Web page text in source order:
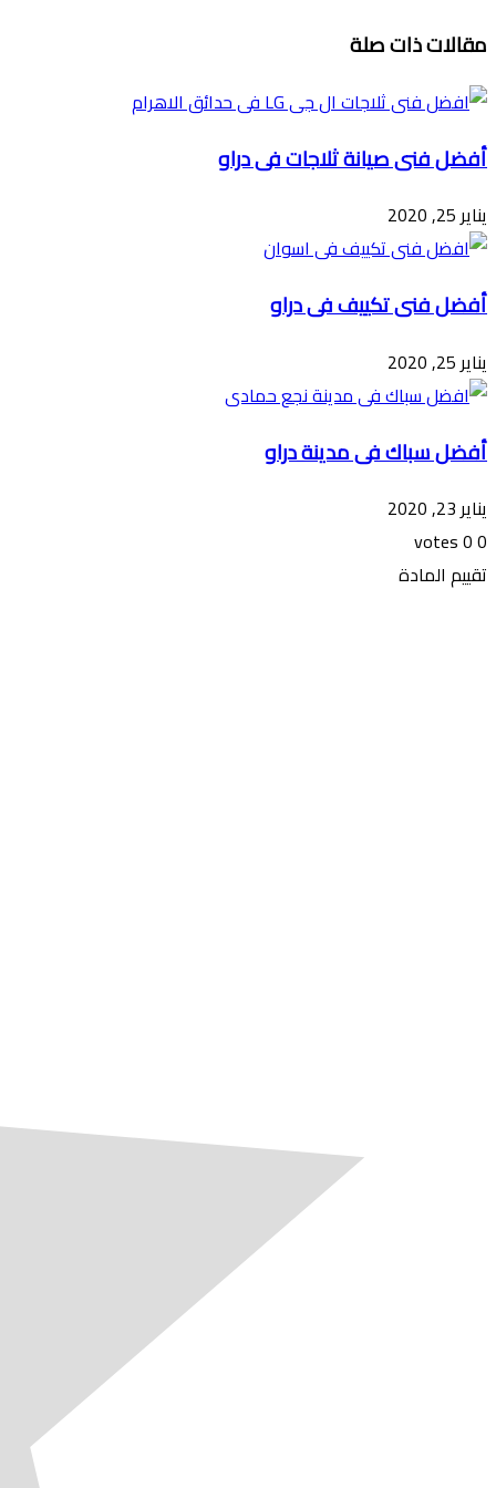
مقالات ذات صلة
أفضل فنى صيانة ثلاجات فى دراو
يناير 25, 2020
أفضل فنى تكييف فى دراو
يناير 25, 2020
أفضل سباك فى مدينة دراو
يناير 23, 2020
0
0
votes
تقييم المادة